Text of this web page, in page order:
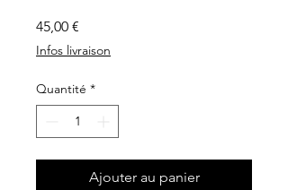
45,00 €
Infos livraison
Quantité *
Ajouter au panier